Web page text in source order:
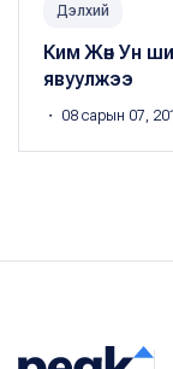
Дэлхий
Ким Жөн Ун
явуулжээ
・ 08 сарын 07,